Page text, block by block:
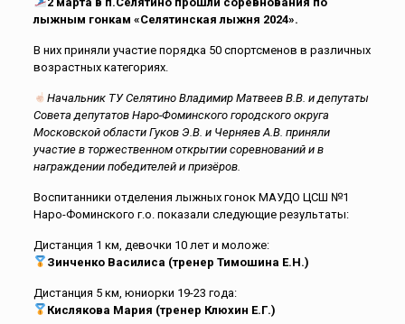
лыжным гонкам «Селятинская лыжня 2024».
В них приняли участие порядка 50 спортсменов в различных
возрастных категориях.
Начальник ТУ Селятино Владимир Матвеев В.В. и депутаты
Совета депутатов Наро-Фоминского городского округа
Московской области Гуков Э.В. и Черняев А.В. приняли
участие в торжественном открытии соревнований и в
награждении победителей и призёров.
Воспитанники отделения лыжных гонок МАУДО ЦСШ №1
Наро-Фоминского г.о. показали следующие результаты:
Дистанция 1 км, девочки 10 лет и моложе:
Зинченко Василиса (тренер Тимошина Е.Н.)
Дистанция 5 км, юниорки 19-23 года:
Кислякова Мария (тренер Клюхин Е.Г.)